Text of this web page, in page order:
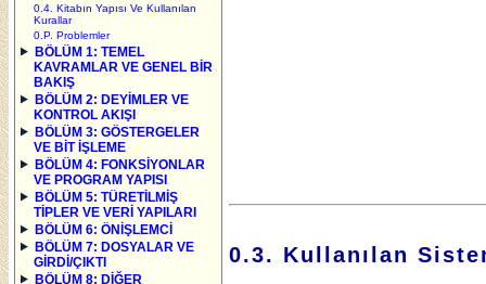
0.4. Kitabın Yapısı Ve Kullanılan
Kurallar
0.P. Problemler
BÖLÜM 1: TEMEL
KAVRAMLAR VE GENEL BİR
BAKIŞ
BÖLÜM 2: DEYİMLER VE
KONTROL AKIŞI
BÖLÜM 3: GÖSTERGELER
VE BİT İŞLEME
BÖLÜM 4: FONKSİYONLAR
VE PROGRAM YAPISI
BÖLÜM 5: TÜRETİLMİŞ
TİPLER VE VERİ YAPILARI
BÖLÜM 6: ÖNİŞLEMCİ
BÖLÜM 7: DOSYALAR VE
GİRDİ/ÇIKTI
BÖLÜM 8: DİĞER
0.3. Kullanılan